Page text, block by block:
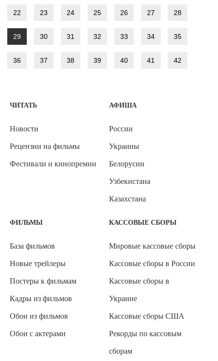
22 23 24 25 26 27 28
29 30 31 32 33 34 35
36 37 38 39 40 41 42
ЧИТАТЬ
Новости
Рецензии на фильмы
Фестивали и кинопремии
АФИША
России
Украины
Белорусии
Узбекистана
Казахстана
ФИЛЬМЫ
База фильмов
Новые трейлеры
Постеры к фильмам
Кадры из фильмов
Обои из фильмов
Обои с актерами
КАССОВЫЕ СБОРЫ
Мировые кассовые сборы
Кассовые сборы в России
Кассовые сборы в
Украине
Кассовые сборы США
Рекорды по кассовым
сборам